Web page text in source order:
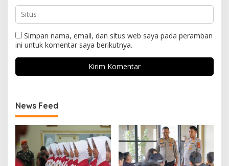
Simpan nama, email, dan situs web saya pada peramban
ini untuk komentar saya berikutnya.
News Feed